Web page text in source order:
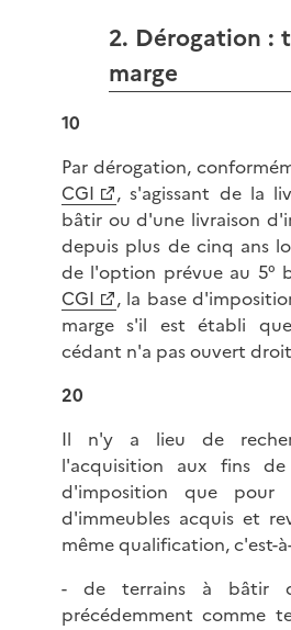
2. Dérogation :
marge
10
Par dérogation,
CGI
, s'agissant de la
bâtir ou d'une livraison
depuis plus de cinq ans
de l'option prévue au 5°
CGI
, la base
marge s'il est établi
cédant n'a pas ouvert
20
Il n'y a lieu de
l'acquisition aux fins
d'imposition que pour
d'immeubles acquis et
même qualification, c'est-
- de terrains à bâtir
précédemment comme